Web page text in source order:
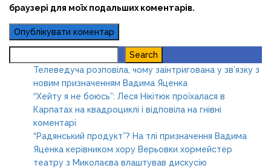
браузері для моїх подальших коментарів.
Search
Телеведуча розповіла, чому заінтригована у зв’язку з
новим призначенням Вадима Яценка
“Хейту я не боюсь”: Леся Нікітюк проїхалася в
Карпатах на квадроциклі і відповіла на гнівні
коментарі
“Радянський продукт”? На тлі призначення Вадима
Яценка керівником хору Верьовки хормейстер
театру з Миколаєва влаштував дискусію